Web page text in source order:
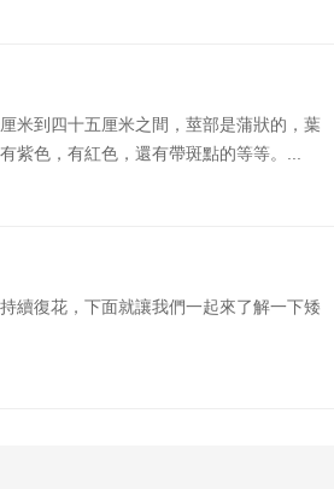
米到四十五厘米之間，莖部是蒲狀的，葉
紫色，有紅色，還有帶斑點的等等。...
續復花，下面就讓我們一起來了解一下矮